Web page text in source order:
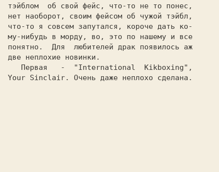
тэйблом  об свой фейс, что-то не то понес,
нет наоборот, своим фейсом об чужой тэйбл,
что-то я совсем запутался, короче дать ко-
му-нибудь в морду, во, это по нашему и все
понятно.  Для  любителей драк появилось аж
две неплохие новинки.
   Первая   -
"International  Kikboxing",
Your Sinclair. Очень даже неплохо сделана.